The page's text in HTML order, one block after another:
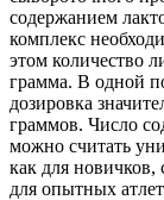
содержанием
комплекс
этом количество
грамма. В одной
дозировка
граммов. Число
можно считать
как для новичков,
для опытных